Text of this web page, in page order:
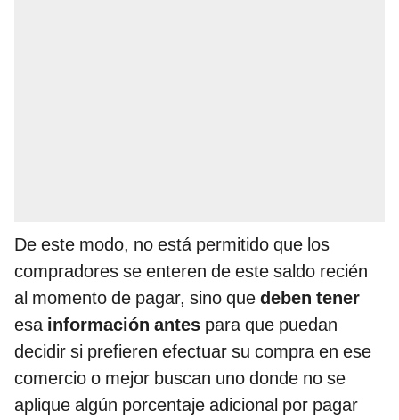
De este modo, no está permitido que los
compradores se enteren de este saldo recién
al momento de pagar, sino que deben tener
esa información antes para que puedan
decidir si prefieren efectuar su compra en ese
comercio o mejor buscan uno donde no se
aplique algún porcentaje adicional por pagar